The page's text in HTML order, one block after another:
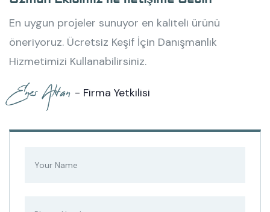
En uygun projeler sunuyor en kaliteli ürünü
öneriyoruz. Ücretsiz Keşif İçin Danışmanlık
Hizmetimizi Kullanabilirsiniz.
Enes Altan - Firma Yetkilisi